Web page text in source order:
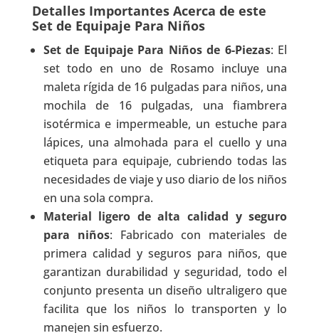
Detalles Importantes Acerca de este
Set de Equipaje Para Niños
Set de Equipaje Para Niños de 6-Piezas: El
set todo en uno de Rosamo incluye una
maleta rígida de 16 pulgadas para niños, una
mochila de 16 pulgadas, una fiambrera
isotérmica e impermeable, un estuche para
lápices, una almohada para el cuello y una
etiqueta para equipaje, cubriendo todas las
necesidades de viaje y uso diario de los niños
en una sola compra.
Material ligero de alta calidad y seguro
para niños: Fabricado con materiales de
primera calidad y seguros para niños, que
garantizan durabilidad y seguridad, todo el
conjunto presenta un diseño ultraligero que
facilita que los niños lo transporten y lo
manejen sin esfuerzo.